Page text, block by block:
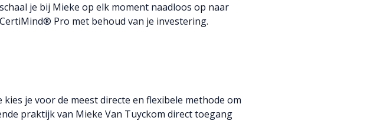
schaal je bij Mieke op elk moment naadloos op naar
CertiMind® Pro met behoud van je investering.
kies je voor de meest directe en flexibele methode om
praktijk van Mieke Van Tuyckom direct toegang